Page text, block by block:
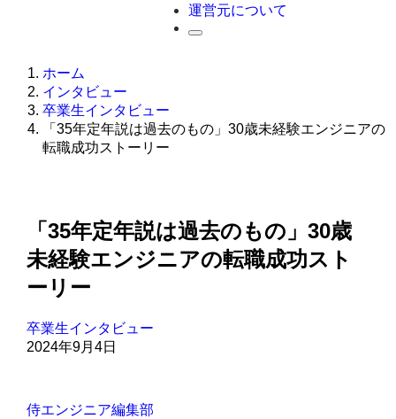
運営元について
ホーム
インタビュー
卒業生インタビュー
「35年定年説は過去のもの」30歳未経験エンジニアの
転職成功ストーリー
「35年定年説は過去のもの」30歳
未経験エンジニアの転職成功スト
ーリー
卒業生インタビュー
2024年9月4日
侍エンジニア編集部